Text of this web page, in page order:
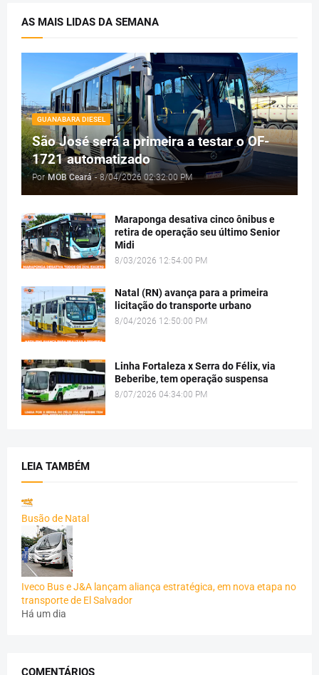
AS MAIS LIDAS DA SEMANA
GUANABARA DIESEL
São José será a primeira a testar o OF-
1721 automatizado
Por MOB Ceará - 8/04/2026 02:32:00 PM
Maraponga desativa cinco ônibus e
retira de operação seu último Senior
Midi
8/03/2026 12:54:00 PM
Natal (RN) avança para a primeira
licitação do transporte urbano
8/04/2026 12:50:00 PM
Linha Fortaleza x Serra do Félix, via
Beberibe, tem operação suspensa
8/07/2026 04:34:00 PM
LEIA TAMBÉM
Busão de Natal
Iveco Bus e J&A lançam aliança estratégica, em nova etapa no
transporte de El Salvador
Há um dia
COMENTÁRIOS